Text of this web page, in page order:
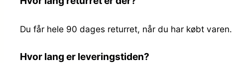
Du får hele 90 dages returret, når du har købt varen.
Hvor lang er leveringstiden?